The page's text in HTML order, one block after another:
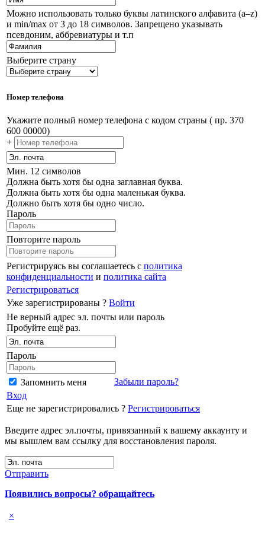
Можно использовать только буквы латинского алфавита (a–z)
и min/max от 3 до 18 символов. Запрещено указывать
псевдоним, аббревиатуры и т.п
Выберите страну
Номер телефона
Укажите полный номер телефона с кодом страны ( пр. 370
600 00000)
+
Мин. 12 символов
Должна быть хотя бы одна заглавная буква.
Должна быть хотя бы одна маленькая буква.
Должно быть хотя бы одно число.
Пароль
Повторите пароль
Регистрируясь вы соглашаетесь с политика
конфиденциальности и политика сайта
Регистрироваться
Уже зарегистрированы ? Войти
Не верный адрес эл. почты или пароль
Пробуйте ещё раз.
Пароль
Запомнить меня
Забыли пароль?
Вход
Еще не зарегистрировались ? Регистрироваться
Введите адрес эл.почты, привязанный к вашему аккаунту и
мы вышлем вам ссылку для восстановления пароля.
Отправить
Появились вопросы? обращайтесь
×